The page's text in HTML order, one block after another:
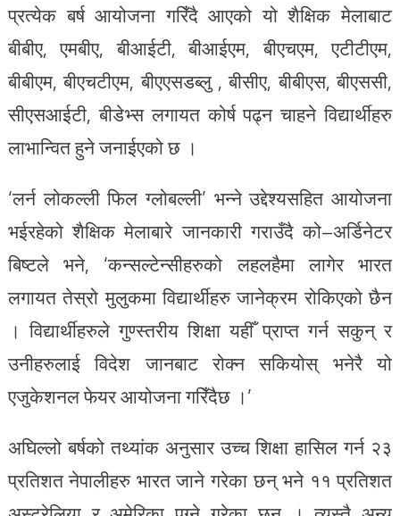
प्रत्येक बर्ष आयोजना गरिँदै आएको यो शैक्षिक मेलाबाट
बीबीए, एमबीए, बीआईटी, बीआईएम, बीएचएम, एटीटीएम,
बीबीएम, बीएचटीएम, बीएएसडब्लु , बीसीए, बीबीएस, बीएससी,
सीएसआईटी, बीडेभ्स लगायत कोर्ष पढ्न चाहने विद्यार्थीहरु
लाभान्वित हुने जनाईएको छ ।
‘लर्न लोकल्ली फिल ग्लोबल्ली’ भन्ने उद्देश्यसहित आयोजना
भईरहेको शैक्षिक मेलाबारे जानकारी गराउँदै को–अर्डिनेटर
बिष्टले भने, ‘कन्सल्टेन्सीहरुको लहलहैमा लागेर भारत
लगायत तेस्रो मुलुकमा विद्यार्थीहरु जानेक्रम रोकिएको छैन
। विद्यार्थीहरुले गुण्स्तरीय शिक्षा यहीँ प्राप्त गर्न सकुन् र
उनीहरुलाई विदेश जानबाट रोक्न सकियोस् भनेरै यो
एजुकेशनल फेयर आयोजना गरिँदैछ ।’
अघिल्लो बर्षको तथ्यांक अनुसार उच्च शिक्षा हासिल गर्न २३
प्रतिशत नेपालीहरु भारत जाने गरेका छन् भने ११ प्रतिशत